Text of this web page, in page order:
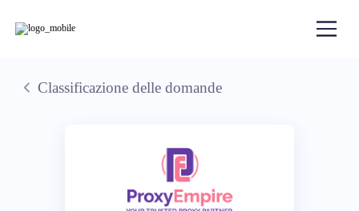
Classificazione delle domande